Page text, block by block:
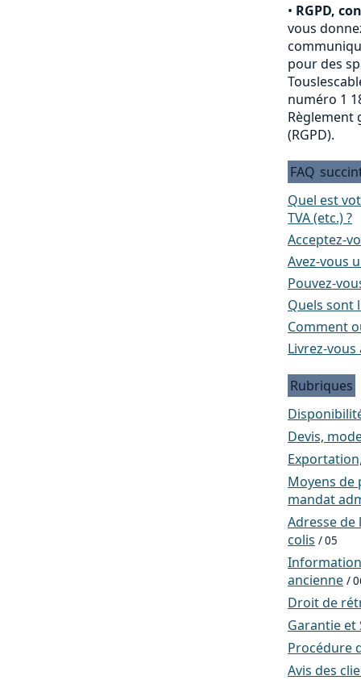
• RGPD,
vous
pour des
numéro 1
Règlement
(RGPD).
FAQ
Quel est
TVA (etc.) ?
Acceptez-
Avez-vous
Pouvez-
Quels sont
Comment
Livrez-vous
Rubriques
Devis,
Moyens de
mandat
Adresse
colis / 05
ancienne /
Droit de
Garantie et
Procédure
Avis des